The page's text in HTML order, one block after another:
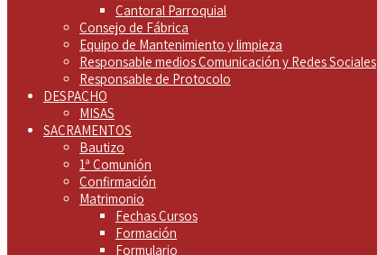
Cantoral Parroquial
Consejo de Fábrica
Equipo de Mantenimiento y limpieza
Responsable medios Comunicación y Redes Sociales
Responsable de Protocolo
DESPACHO
MISAS
SACRAMENTOS
Bautizo
1ª Comunión
Confirmación
Matrimonio
Fechas Cursos
Formación
Formulario